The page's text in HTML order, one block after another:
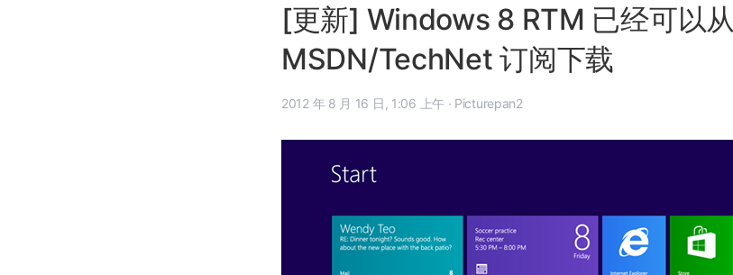
[更新] Windows 8 RTM 已经可以从
MSDN/TechNet 订阅下载
2012 年 8 月 16 日, 1:06 上午 · Picturepan2